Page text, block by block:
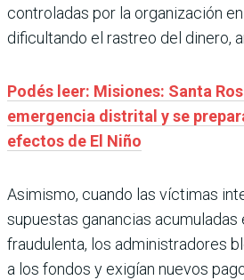
controladas por la organización
dificultando el rastreo del dinero,
Podés leer: Misiones: Santa
emergencia distrital y se
efectos de El Niño
Asimismo, cuando las víctimas
supuestas ganancias acumuladas
fraudulenta, los administradores
a los fondos y exigían nuevos